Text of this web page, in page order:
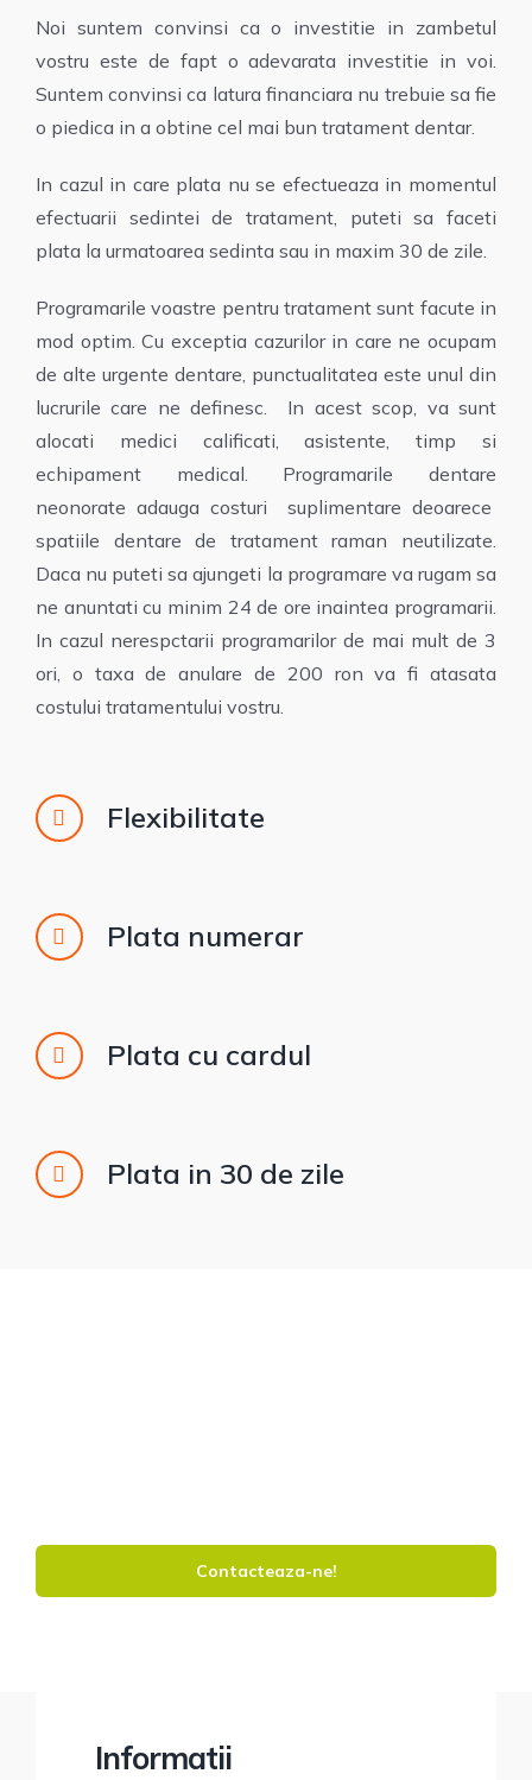
Noi suntem convinsi ca o investitie in zambetul
vostru este de fapt o adevarata investitie in voi.
Suntem convinsi ca latura financiara nu trebuie sa fie
o piedica in a obtine cel mai bun tratament dentar.
In cazul in care plata nu se efectueaza in momentul
efectuarii sedintei de tratament, puteti sa faceti
plata la urmatoarea sedinta sau in maxim 30 de zile.
Programarile voastre pentru tratament sunt facute in
mod optim. Cu exceptia cazurilor in care ne ocupam
de alte urgente dentare, punctualitatea este unul din
lucrurile care ne definesc. In acest scop, va sunt
alocati medici calificati, asistente, timp si
echipament medical. Programarile dentare
neonorate adauga costuri suplimentare deoarece
spatiile dentare de tratament raman neutilizate.
Daca nu puteti sa ajungeti la programare va rugam sa
ne anuntati cu minim 24 de ore inaintea programarii.
In cazul nerespctarii programarilor de mai mult de 3
ori, o taxa de anulare de 200 ron va fi atasata
costului tratamentului vostru.
Flexibilitate
Plata numerar
Plata cu cardul
Plata in 30 de zile
Contacteaza-ne!
Informatii